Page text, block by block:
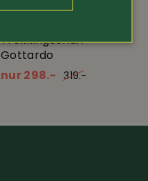
Art.-Nr. 4306
Trekkingschuh
Gottardo
nur 298.-
319.-